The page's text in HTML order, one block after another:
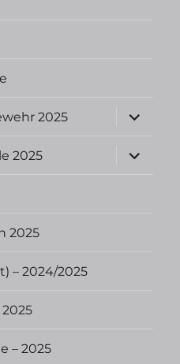
2025
öffnen
2025
öffnen
2025
– 2024/2025
– 2025